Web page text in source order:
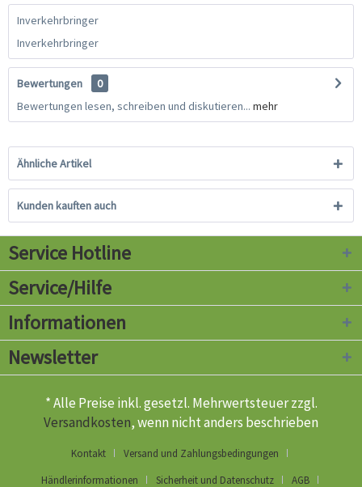
Inverkehrbringer
Inverkehrbringer
Bewertungen
0
Bewertungen lesen, schreiben und diskutieren... mehr
Ähnliche Artikel
Kunden kauften auch
Service Hotline
Service/Hilfe
Informationen
Newsletter
* Alle Preise inkl. gesetzl. Mehrwertsteuer zzgl.
Versandkosten, wenn nicht anders beschrieben
Kontakt
Versand und Zahlungsbedingungen
Händlerinformationen
Sicherheit und Datenschutz AGB